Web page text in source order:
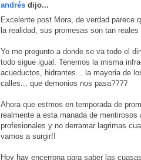
andrés dijo...
Excelente post Mora, de verdad parece
la realidad, sus promesas son tan
Yo me pregunto a donde se va todo el
todo sigue igual. Tenemos la misma
acueductos, hidrantes... la mayoria de
calles... que demonios nos pasa????
Ahora que estmos en temporada de
realmente a esta manada de
profesionales y no derramar lagrimas
vamos a surgir!!
Hoy hay encerrona para saber las